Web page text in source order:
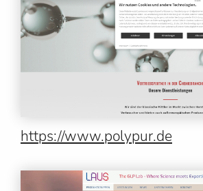
https://www.polypur.de